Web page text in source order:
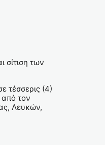
σίτιση των
τέσσερις (4)
από τον
Λευκών,